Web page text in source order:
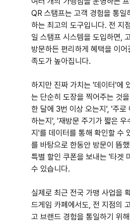
QR 스탬프는 고객 경험을 통일
하는 최고의 도구입니다. 전 지
일 스탬프 시스템을 도입하면,
방문하든 편리하게 혜택을 이
족도가 높아집니다.
하지만 진짜 가치는 '데이터'에
는 단순히 도장을 찍어주는 것
한 달에 3번 이상 오는지', '주로
하는지', '재방문 주기가 짧은 우
지'를 데이터를 통해 확인할 수
를 바탕으로 한동안 방문이 뜸
특별 할인 쿠폰을 보내는 '타겟
수 있습니다.
실제로 최근 전국 가맹 사업을
드게임 카페에서도, 전 지점의
고 브랜드 경험을 통일하기 위